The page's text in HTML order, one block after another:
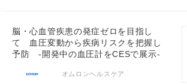
脳・心血管疾患の発症ゼロを目指し
て 血圧変動から疾病リスクを把握し
予防 -開発中の血圧計をCESで展示-
オムロンヘルスケア